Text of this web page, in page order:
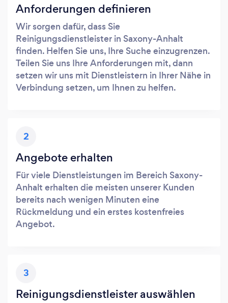
Anforderungen definieren
Wir sorgen dafür, dass Sie
Reinigungsdienstleister in Saxony-Anhalt
finden. Helfen Sie uns, Ihre Suche einzugrenzen.
Teilen Sie uns Ihre Anforderungen mit, dann
setzen wir uns mit Dienstleistern in Ihrer Nähe in
Verbindung setzen, um Ihnen zu helfen.
2
Angebote erhalten
Für viele Dienstleistungen im Bereich Saxony-
Anhalt erhalten die meisten unserer Kunden
bereits nach wenigen Minuten eine
Rückmeldung und ein erstes kostenfreies
Angebot.
3
Reinigungsdienstleister auswählen